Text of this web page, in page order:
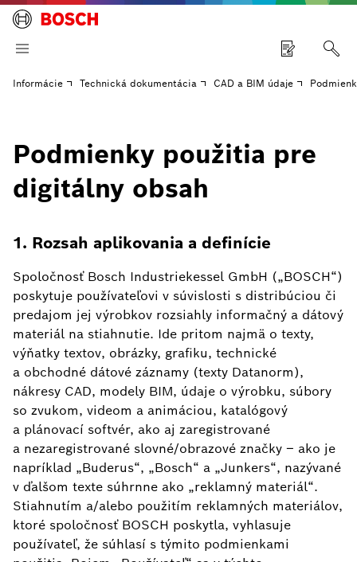
Informácie Technická dokumentácia CAD a BIM údaje
Podmienky použitia pre
digitálny obsah
1. Rozsah aplikovania a definície
Spoločnosť Bosch Industriekessel GmbH („BOSCH“)
poskytuje používateľovi v súvislosti s distribúciou či
predajom jej výrobkov rozsiahly informačný a dátový
materiál na stiahnutie. Ide pritom najmä o texty,
výňatky textov, obrázky, grafiku, technické
a obchodné dátové záznamy (texty Datanorm),
nákresy CAD, modely BIM, údaje o výrobku, súbory
so zvukom, videom a animáciou, katalógový
a plánovací softvér, ako aj zaregistrované
a nezaregistrované slovné/obrazové značky – ako je
napríklad „Buderus“, „Bosch“ a „Junkers“, nazývané
v ďalšom texte súhrnne ako „reklamný materiál“.
Stiahnutím a/alebo použitím reklamných materiálov,
ktoré spoločnosť BOSCH poskytla, vyhlasuje
používateľ, že súhlasí s týmito podmienkami